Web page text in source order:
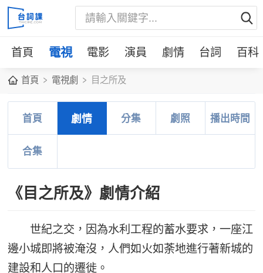
首頁 電視 電影 演員 劇情 台詞 百科
首頁 電視劇 目之所及
首頁 劇情 分集 劇照 播出時間
合集
《目之所及》劇情介紹
世紀之交，因為水利工程的蓄水要求，一座江
邊小城即將被淹沒，人們如火如荼地進行著新城的
建設和人口的遷徙。